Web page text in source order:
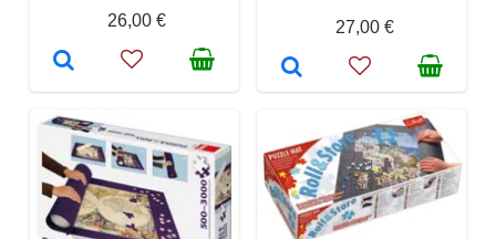
26,00 €
27,00 €